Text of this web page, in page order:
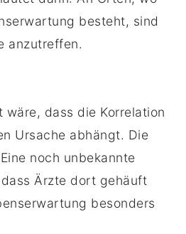
besteht, sind
anzutreffen.
dass die Korrelation
Ursache abhängt. Die
noch unbekannte
Ärzte dort gehäuft
besonders